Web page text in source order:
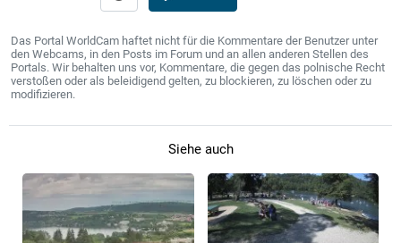
Das Portal WorldCam haftet nicht für die Kommentare der Benutzer unter
den Webcams, in den Posts im Forum und an allen anderen Stellen des
Portals. Wir behalten uns vor, Kommentare, die gegen das polnische Recht
verstoßen oder als beleidigend gelten, zu blockieren, zu löschen oder zu
modifizieren.
Siehe auch